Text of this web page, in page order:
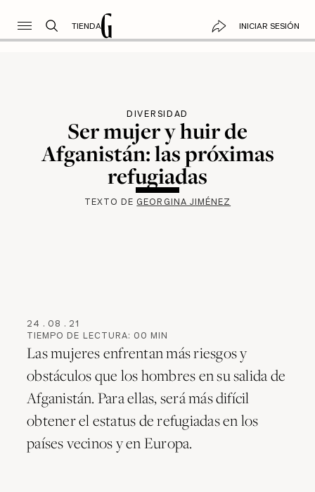
TIENDA INICIAR SESIÓN
DIVERSIDAD
Ser mujer y huir de
Afganistán: las próximas
refugiadas
TEXTO DEGEORGINA JIMÉNEZ
24 . 08 . 21
TIEMPO DE LECTURA: 00 MIN
Las mujeres enfrentan más riesgos y
obstáculos que los hombres en su salida de
Afganistán. Para ellas, será más difícil
obtener el estatus de refugiadas en los
países vecinos y en Europa.